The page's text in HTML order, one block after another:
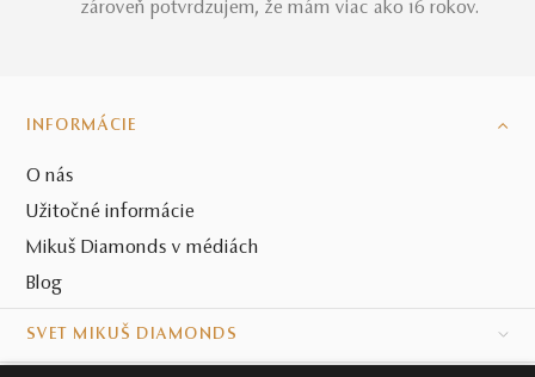
zároveň potvrdzujem, že mám viac ako 16 rokov.
INFORMÁCIE
O nás
Užitočné informácie
Mikuš Diamonds v médiách
Blog
SVET MIKUŠ DIAMONDS